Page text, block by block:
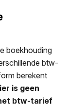
boekhouding
btw-
berekent
is geen
btw-tarief